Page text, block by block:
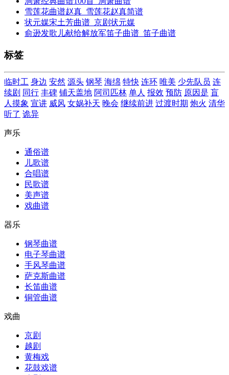
雪莲花曲谱赵真_雪莲花赵真简谱
状元媒宋土芳曲谱_京剧状元媒
俞逊发歌儿献给解放军笛子曲谱_笛子曲谱
标签
临时工 身边 安然 源头 钢琴 海绵 特快 连环 唯美 少先队员 连
续剧 同行 丰碑 铺天盖地 阿司匹林 单人 报效 预防 原因是 盲
人摸象 宣讲 威风 女娲补天 晚会 继续前进 过渡时期 炮火 清华
听了 诡异
声乐
通俗谱
儿歌谱
合唱谱
民歌谱
美声谱
戏曲谱
器乐
钢琴曲谱
电子琴曲谱
手风琴曲谱
萨克斯曲谱
长笛曲谱
铜管曲谱
戏曲
京剧
越剧
黄梅戏
花鼓戏谱